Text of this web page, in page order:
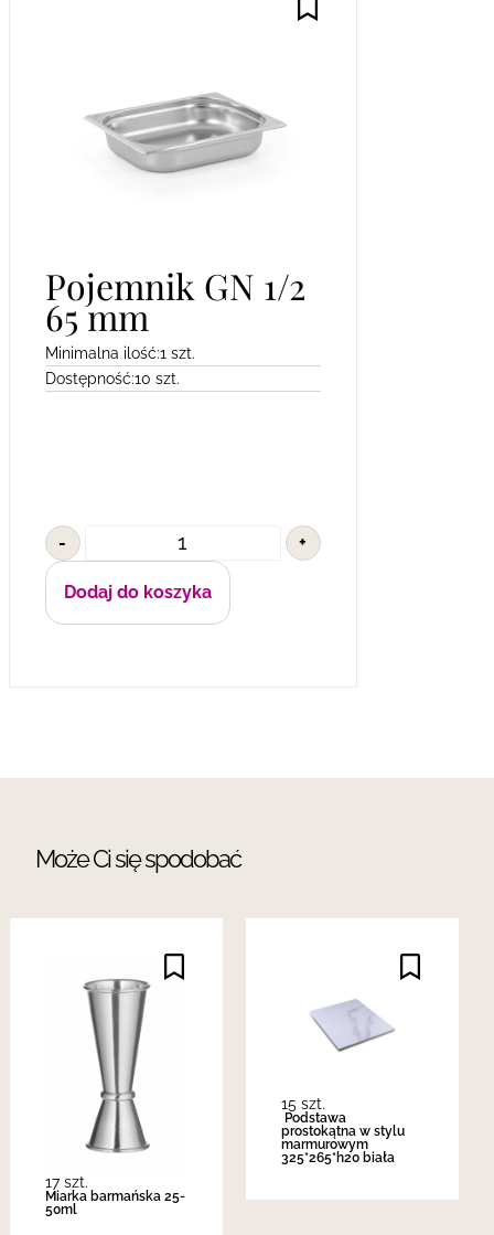
Pojemnik GN 1/2
65 mm
Minimalna ilość:1 szt.
Dostępność:10 szt.
- +
Dodaj do koszyka
Może Ci się spodobać
17 szt.
Miarka barmańska 25-
50ml
15 szt.
Podstawa
prostokątna w stylu
marmurowym
325*265*h20 biała